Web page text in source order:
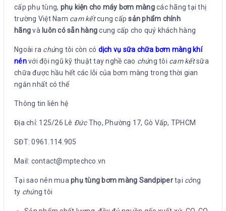
cấp phụ tùng, phụ kiện cho máy bơm màngcác hãng tại thị
trường Việt Nam cam kếtcung cấpsản phẩm chính
hãngvà luôn có sẵn hàngcung cấp cho quý khách hàng
Ngoài ra chúng tôi còn có dịch vụ sữa chữa bơm màng khí
nénvới đội ngũ kỹ thuật tay nghề cao chúng tôi cam kếtsữa
chữa được hầu hết các lỗi của bơm màng trong thời gian
ngắn nhất có thể
Thông tin liên hệ
Địa chỉ: 125/26 Lê ĐứcThọ, Phường 17, Gò Vấp, TPHCM
SĐT: 0961.114.905
Mail: contact@mptechco.vn
Tại sao nên mua phụ tùng bơm màng Sandpipertại công
ty chúng tôi